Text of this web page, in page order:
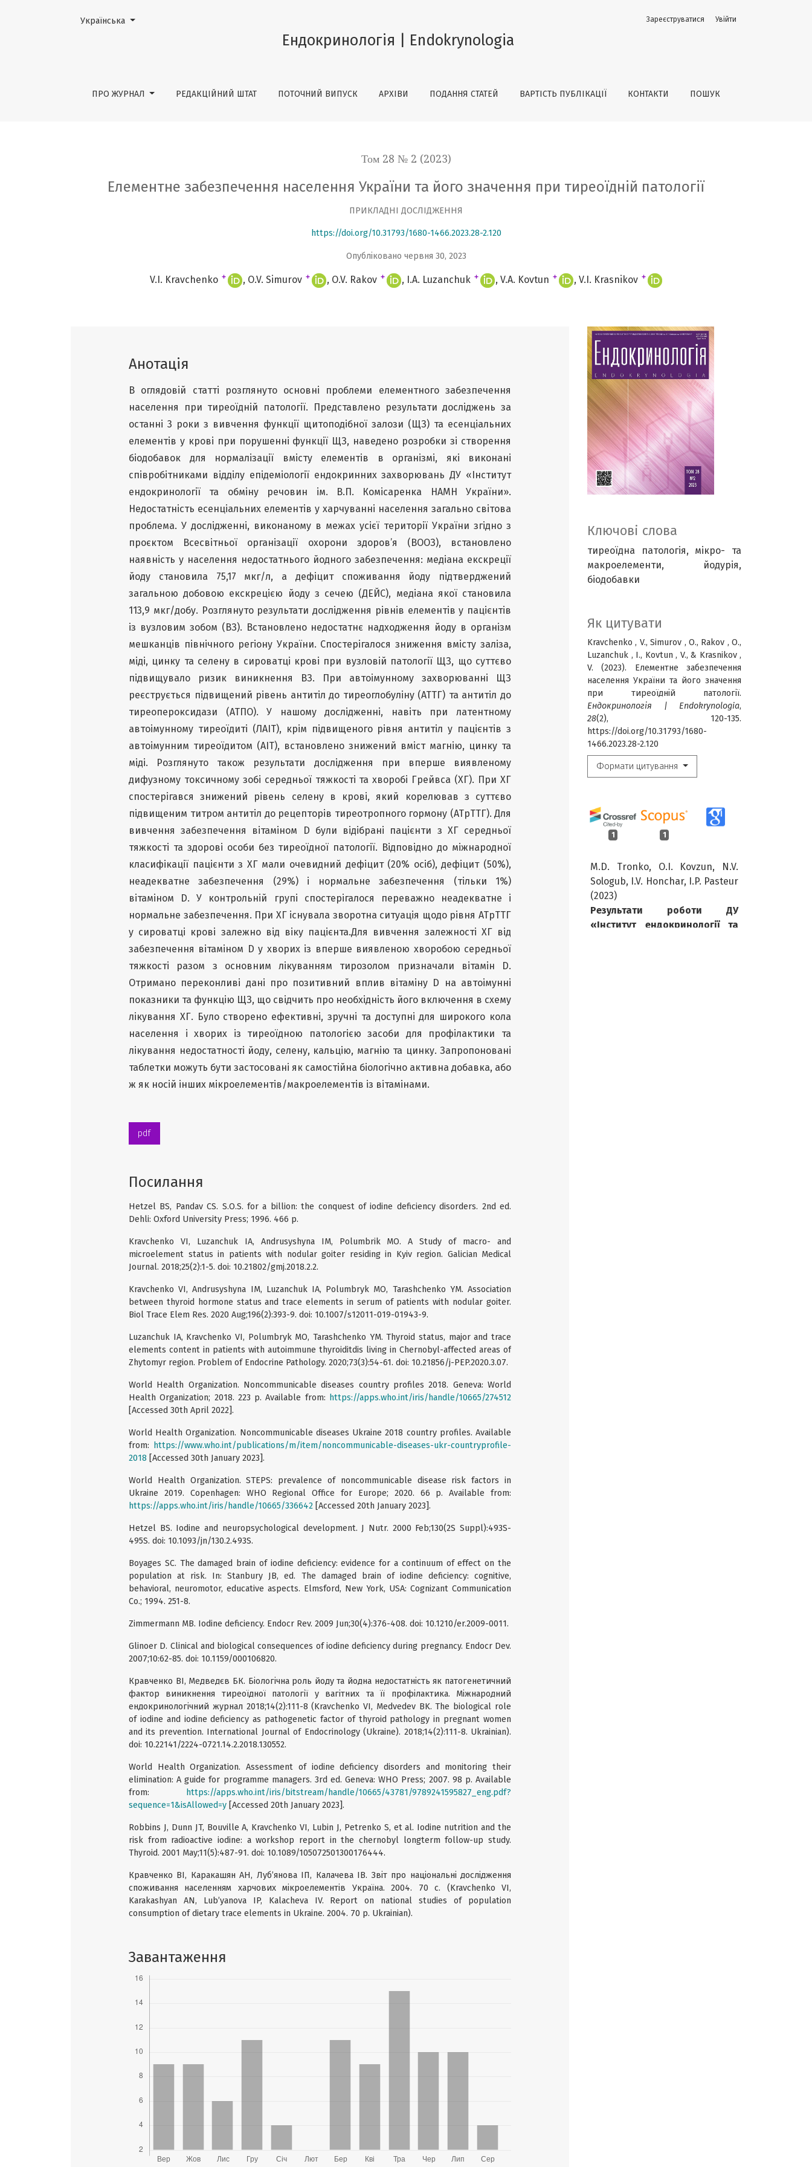
Елементне забезпечення населення України та його значення при тиреоїдній патології
Ендокринологія | Endokrynologia
ПРО ЖУРНАЛ РЕДАКЦІЙНИЙ ШТАТ ПОТОЧНИЙ ВИПУСК АРХІВИ ПОДАННЯ СТАТЕЙ ВАРТІСТЬ ПУБЛІКАЦІЇ КОНТАКТИ ПОШУК
Зареєструватися Увійти
Змінити мову. Поточною мовою є:
Українська
Том 28 № 2 (2023)
Елементне забезпечення населення України та його значення при тиреоїдній патології
ПРИКЛАДНІ ДОСЛІДЖЕННЯ
https://doi.org/10.31793/1680-1466.2023.28-2.120
Опубліковано червня 30, 2023
V.I. Kravchenko + O.V. Simurov + O.V. Rakov + I.A. Luzanchuk + V.A. Kovtun + V.I. Krasnikov +
Ключові слова
тиреоїдна патологія, мікро- та
макроелементи, йодурія,
біодобавки
Як цитувати
Kravchenko , V., Simurov , O., Rakov , O.,
Luzanchuk , I., Kovtun , V., & Krasnikov ,
V. (2023). Елементне забезпечення
населення України та його значення
при тиреоїдній патології.
Ендокринологія | Endokrynologia,
28(2), 120-135.
https://doi.org/10.31793/1680-
1466.2023.28-2.120
Формати цитування
1 1
M.D. Tronko, O.I. Kovzun, N.V.
Sologub, I.V. Honchar, I.P. Pasteur
(2023)
Результати роботи ДУ
«Інститут ендокринології та
Анотація
В оглядовій статті розглянуто основні проблеми елементного забезпечення
населення при тиреоїдній патології. Представлено результати досліджень за
останні 3 роки з вивчення функції щитоподібної залози (ЩЗ) та есенціальних
елементів у крові при порушенні функції ЩЗ, наведено розробки зі створення
біодобавок для нормалізації вмісту елементів в організмі, які виконані
співробітниками відділу епідеміології ендокринних захворювань ДУ «Інститут
ендокринології та обміну речовин ім. В.П. Комісаренка НАМН України».
Недостатність есенціальних елементів у харчуванні населення загально світова
проблема. У дослідженні, виконаному в межах усієї території України згідно з
проєктом Всесвітньої організації охорони здоров’я (ВООЗ), встановлено
наявність у населення недостатнього йодного забезпечення: медіана екскреції
йоду становила 75,17 мкг/л, а дефіцит споживання йоду підтверджений
загальною добовою екскрецією йоду з сечею (ДЕЙС), медіана якої становила
113,9 мкг/добу. Розглянуто результати дослідження рівнів елементів у пацієнтів
із вузловим зобом (ВЗ). Встановлено недостатнє надходження йоду в організм
мешканців північного регіону України. Спостерігалося зниження вмісту заліза,
міді, цинку та селену в сироватці крові при вузловій патології ЩЗ, що суттєво
підвищувало ризик виникнення ВЗ. При автоімунному захворюванні ЩЗ
реєструється підвищений рівень антитіл до тиреоглобуліну (АТТГ) та антитіл до
тиреопероксидази (АТПО). У нашому дослідженні, навіть при латентному
автоімунному тиреоїдиті (ЛАІТ), крім підвищеного рівня антитіл у пацієнтів з
автоімунним тиреоїдитом (АІТ), встановлено знижений вміст магнію, цинку та
міді. Розглянуто також результати дослідження при вперше виявленому
дифузному токсичному зобі середньої тяжкості та хворобі Грейвса (ХГ). При ХГ
спостерігався знижений рівень селену в крові, який корелював з суттєво
підвищеним титром антитіл до рецепторів тиреотропного гормону (АТрТТГ). Для
вивчення забезпечення вітаміном D були відібрані пацієнти з ХГ середньої
тяжкості та здорові особи без тиреоїдної патології. Відповідно до міжнародної
класифікації пацієнти з ХГ мали очевидний дефіцит (20% осіб), дефіцит (50%),
неадекватне забезпечення (29%) і нормальне забезпечення (тільки 1%)
вітаміном D. У контрольній групі спостерігалося переважно неадекватне і
нормальне забезпечення. При ХГ існувала зворотна ситуація щодо рівня АТрТТГ
у сироватці крові залежно від віку пацієнта.Для вивчення залежності ХГ від
забезпечення вітаміном D у хворих із вперше виявленою хворобою середньої
тяжкості разом з основним лікуванням тирозолом призначали вітамін D.
Отримано переконливі дані про позитивний вплив вітаміну D на автоімунні
показники та функцію ЩЗ, що свідчить про необхідність його включення в схему
лікування ХГ. Було створено ефективні, зручні та доступні для широкого кола
населення і хворих із тиреоїдною патологією засоби для профілактики та
лікування недостатності йоду, селену, кальцію, магнію та цинку. Запропоновані
таблетки можуть бути застосовані як самостійна біологічно активна добавка, або
ж як носій інших мікроелементів/макроелементів із вітамінами.
pdf
Посилання
Hetzel BS, Pandav CS. S.O.S. for a billion: the conquest of iodine deficiency disorders. 2nd ed.
Dehli: Oxford University Press; 1996. 466 p.
Kravchenko VI, Luzanchuk IA, Andrusyshyna IM, Polumbrik MO. A Study of macro- and
microelement status in patients with nodular goiter residing in Kyiv region. Galician Medical
Journal. 2018;25(2):1-5. doi: 10.21802/gmj.2018.2.2.
Kravchenko VI, Andrusyshyna IM, Luzanchuk IA, Polumbryk MO, Tarashchenko YM. Association
between thyroid hormone status and trace elements in serum of patients with nodular goiter.
Biol Trace Elem Res. 2020 Aug;196(2):393-9. doi: 10.1007/s12011-019-01943-9.
Luzanchuk IA, Kravchenko VI, Polumbryk MO, Tarashchenko YM. Thyroid status, major and trace
elements content in patients with autoimmune thyroiditdis living in Chernobyl-affected areas of
Zhytomyr region. Problem of Endocrine Pathology. 2020;73(3):54-61. doi: 10.21856/j-PEP.2020.3.07.
World Health Organization. Noncommunicable diseases country profiles 2018. Geneva: World
Health Organization; 2018. 223 p. Available from: https://apps.who.int/iris/handle/10665/274512
[Accessed 30th April 2022].
World Health Organization. Noncommunicable diseases Ukraine 2018 country profiles. Available
from:
https://www.who.int/publications/m/item/noncommunicable-diseases-ukr-countryprofile-
2018 [Accessed 30th January 2023].
World Health Organization. STEPS: prevalence of noncommunicable disease risk factors in
Ukraine 2019. Copenhagen: WHO Regional Office for Europe; 2020. 66 p. Available from:
https://apps.who.int/iris/handle/10665/336642 [Accessed 20th January 2023].
Hetzel BS. Iodine and neuropsychological development. J Nutr. 2000 Feb;130(2S Suppl):493S-
495S. doi: 10.1093/jn/130.2.493S.
Boyages SC. The damaged brain of iodine deficiency: evidence for a continuum of effect on the
population at risk. In: Stanbury JB, ed. The damaged brain of iodine deficiency: cognitive,
behavioral, neuromotor, educative aspects. Elmsford, New York, USA: Cognizant Communication
Co.; 1994. 251-8.
Zimmermann MB. Iodine deficiency. Endocr Rev. 2009 Jun;30(4):376-408. doi: 10.1210/er.2009-0011.
Glinoer D. Clinical and biological consequences of iodine deficiency during pregnancy. Endocr Dev.
2007;10:62-85. doi: 10.1159/000106820.
Кравченко ВІ, Медведєв БК. Біологічна роль йоду та йодна недостатність як патогенетичний
фактор виникнення тиреоїдної патології у вагітних та її профілактика. Міжнародний
ендокринологічний журнал 2018;14(2):111-8 (Kravchenko VI, Medvedev BK. The biological role
of iodine and iodine deficiency as pathogenetic factor of thyroid pathology in pregnant women
and its prevention. International Journal of Endocrinology (Ukraine). 2018;14(2):111-8. Ukrainian).
doi: 10.22141/2224-0721.14.2.2018.130552.
World Health Organization. Assessment of iodine deficiency disorders and monitoring their
elimination: A guide for programme managers. 3rd ed. Geneva: WHO Press; 2007. 98 p. Available
from:
https://apps.who.int/iris/bitstream/handle/10665/43781/9789241595827_eng.pdf?
sequence=1&isAllowed=y [Accessed 20th January 2023].
Robbins J, Dunn JT, Bouville A, Kravchenko VI, Lubin J, Petrenko S, et al. Iodine nutrition and the
risk from radioactive iodine: a workshop report in the chernobyl longterm follow-up study.
Thyroid. 2001 May;11(5):487-91. doi: 10.1089/105072501300176444.
Кравченко ВІ, Карaкашян АН, Луб’янова ІП, Калачева ІВ. Звіт про національні дослідження
споживання населенням харчових мікроелементів Україна. 2004. 70 c. (Kravchenko VI,
Karakashyan AN, Lub’yanova IP, Kalacheva IV. Report on national studies of population
consumption of dietary trace elements in Ukraine. 2004. 70 p. Ukrainian).
Завантаження